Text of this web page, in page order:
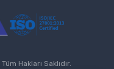
Tüm Hakları Saklıdır.